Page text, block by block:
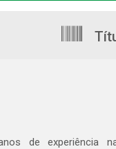
de experiência